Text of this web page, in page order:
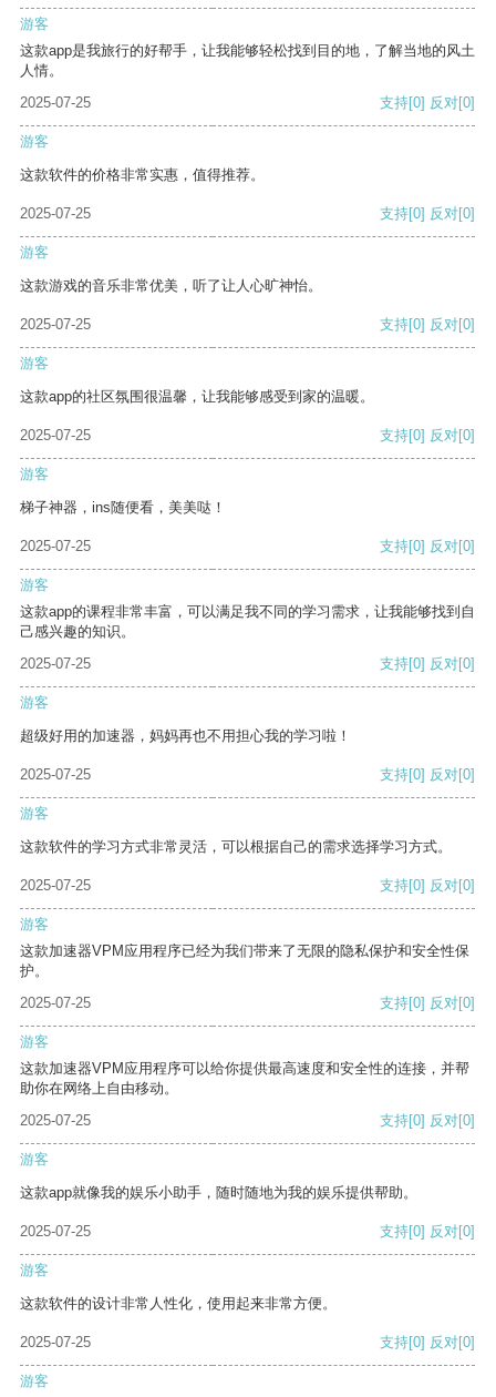
游客
这款app是我旅行的好帮手，让我能够轻松找到目的地，了解当地的风土
人情。
2025-07-25
支持[0] 反对[0]
游客
这款软件的价格非常实惠，值得推荐。
2025-07-25 支持[0] 反对[0]
游客
这款游戏的音乐非常优美，听了让人心旷神怡。
2025-07-25 支持[0] 反对[0]
游客
这款app的社区氛围很温馨，让我能够感受到家的温暖。
2025-07-25 支持[0] 反对[0]
游客
梯子神器，ins随便看，美美哒！
2025-07-25 支持[0] 反对[0]
游客
这款app的课程非常丰富，可以满足我不同的学习需求，让我能够找到自
己感兴趣的知识。
2025-07-25
支持[0] 反对[0]
游客
超级好用的加速器，妈妈再也不用担心我的学习啦！
2025-07-25 支持[0] 反对[0]
游客
这款软件的学习方式非常灵活，可以根据自己的需求选择学习方式。
2025-07-25 支持[0] 反对[0]
游客
这款加速器VPM应用程序已经为我们带来了无限的隐私保护和安全性保
护。
2025-07-25
支持[0] 反对[0]
游客
这款加速器VPM应用程序可以给你提供最高速度和安全性的连接，并帮
助你在网络上自由移动。
2025-07-25
支持[0] 反对[0]
游客
这款app就像我的娱乐小助手，随时随地为我的娱乐提供帮助。
2025-07-25 支持[0] 反对[0]
游客
这款软件的设计非常人性化，使用起来非常方便。
2025-07-25 支持[0] 反对[0]
游客